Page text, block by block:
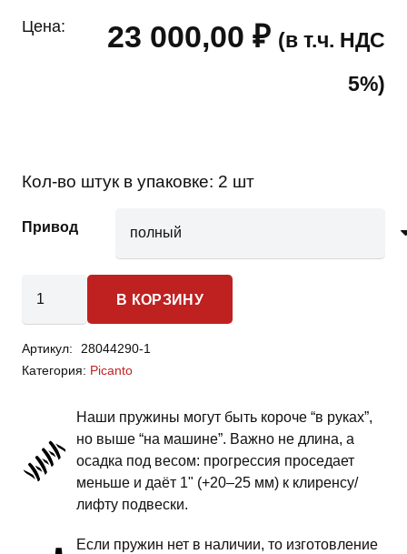
Цена: 23 000,00 ₽ (в т.ч. НДС
5%)
Кол-во штук в упаковке: 2 шт
Привод
товара
Picanto
-
подвески
-
комфорт
В КОРЗИНУ
Артикул:
28044290-1
Категория: Picanto
Наши пружины могут быть короче “в руках”,
но выше “на машине”. Важно не длина, а
осадка под весом: прогрессия проседает
меньше и даёт 1" (+20–25 мм) к клиренсу/
лифту подвески.
Если пружин нет в наличии, то изготовление